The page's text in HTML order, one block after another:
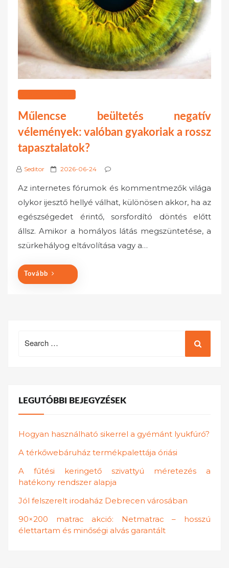
Műlencse beültetés negatív
vélemények: valóban gyakoriak a rossz
tapasztalatok?
Seditor
P
s
t
e
d
o
2026-06-24
Az internetes fórumok és kommentmezők világa
olykor ijesztő hellyé válhat, különösen akkor, ha az
egészségedet érintő, sorsfordító döntés előtt
állsz. Amikor a homályos látás megszüntetése, a
szürkehályog eltávolítása vagy a…
Tovább
for:
LEGUTÓBBI BEJEGYZÉSEK
Hogyan használható sikerrel a gyémánt lyukfúró?
A térkőwebáruház termékpalettája óriási
A fűtési keringető szivattyú méretezés a
hatékony rendszer alapja
Jól felszerelt irodaház Debrecen városában
90×200 matrac akció: Netmatrac – hosszú
élettartam és minőségi alvás garantált